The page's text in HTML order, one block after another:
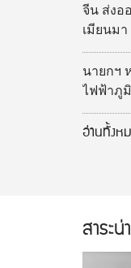
จีน ส่งอ
เมียนมา
นายกฯ
ไฟฟ้าภู
พลังงาน
อ่านทั้งห
สาระน่